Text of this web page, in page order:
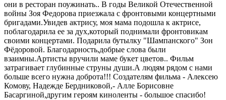
они в ресторан поужинать.. В годы Великой Отечественной
войны Зоя Федорова приезжала с фронтовыми концертными
бригадами.Увидев актрису, моя мама подошла к актрисе,
поблагодарила ее за дух,который поднимали фронтовикам
своими концертами. Подарила бутылку "Шампанского" Зон
Фёдоровой. Благодарность,добрые слова были
взаимны.Артисты вручили маме букет цветов.. Фильм
затрагивает глубинные струны души.А людям рядом с нами
больше всего нужна доброта!!! Создателям фильма - Алексею
Комову, Надежде Бердниковой,- Алле Борисовне
Басаргиной,другим героям киноленты - большое спасибо!